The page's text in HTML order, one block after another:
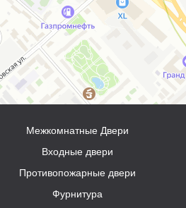
Межкомнатные Двери
Входные двери
Противопожарные двери
Фурнитура